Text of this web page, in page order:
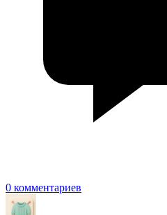
0 комментариев